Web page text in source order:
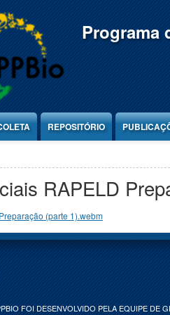
Programa
REPOSITÓRIO
RAPELD
(parte 1).webm
FOI DESENVOLVIDO PELA EQUIPE DE